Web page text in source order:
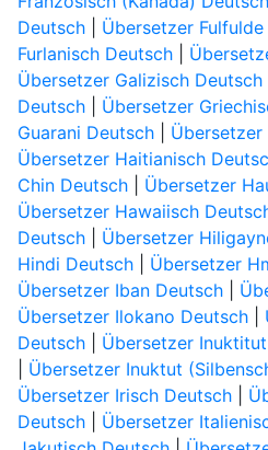
Deutsch| Übersetzer
Furlanisch Deutsch|
Übersetzer Galizisch Deutsch|
Deutsch| Übersetzer
Guarani Deutsch| Übersetzer
Übersetzer Haitianisch
Chin Deutsch| Übersetzer
Übersetzer Hawaiisch
Deutsch| Übersetzer
Hindi Deutsch| Übersetzer
Übersetzer Iban Deutsch|
Übersetzer Ilokano Deutsch|
Deutsch| Übersetzer
Übersetzer Inuktut
Übersetzer Irisch Deutsch|
Deutsch| Übersetzer